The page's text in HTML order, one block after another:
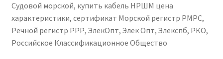
Судовой морской, купить кабель НРШМ цена
характеристики, сертификат Морской регистр РМРС,
Речной регистр РРР, ЭлекОпт, Элек Опт, Элекспб, РКО,
Российское Классификационное Общество